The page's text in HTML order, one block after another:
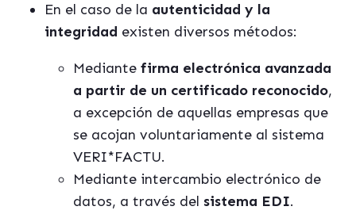
En el caso de la autenticidad y la
integridad existen diversos métodos:
Mediante firma electrónica avanzada
a partir de un certificado reconocido,
a excepción de aquellas empresas que
se acojan voluntariamente al sistema
VERI*FACTU.
Mediante intercambio electrónico de
datos, a través del sistema EDI.